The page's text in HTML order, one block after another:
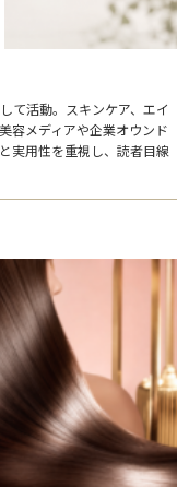
て活動。スキンケア、エイ
容メディアや企業オウンド
実用性を重視し、読者目線